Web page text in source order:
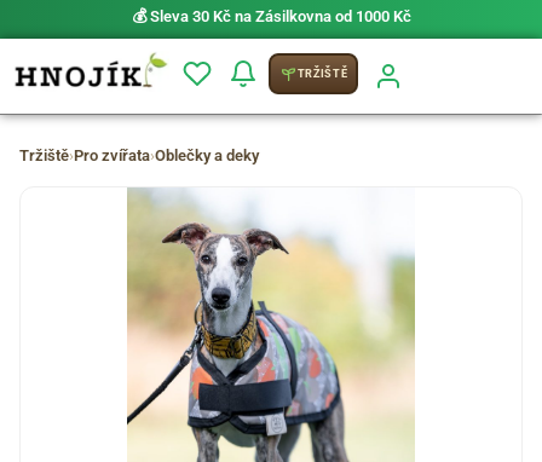
💰 Sleva 30 Kč na Zásilkovna od 1000 Kč
TRŽIŠTĚ
Tržiště›Pro zvířata›Oblečky a deky